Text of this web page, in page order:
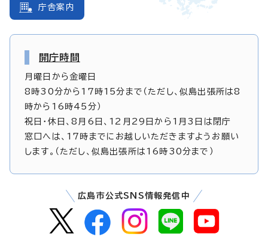
庁舎案内
開庁時間
月曜日から金曜日
8時30分から17時15分まで（ただし、似島出張所は8
時から16時45分）
祝日・休日、8月6日、12月29日から1月3日は閉庁
窓口へは、17時までにお越しいただきますようお願い
します。（ただし、似島出張所は16時30分まで）
広島市公式SNS情報発信中